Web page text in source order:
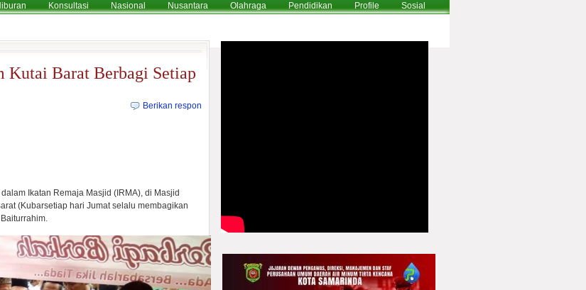
Konsultasi Nasional Nusantara Olahraga Pendidikan Profile
Sosial
Barat Berbagi Setiap
Berikan respon
Ikatan Remaja Masjid (IRMA), di Masjid
(Kubarsetiap hari Jumat selalu membagikan